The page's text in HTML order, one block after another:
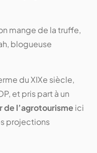
mange de la truffe,
blogueuse
du XIXe siècle,
et pris part à un
de l’agrotourismeici
projections